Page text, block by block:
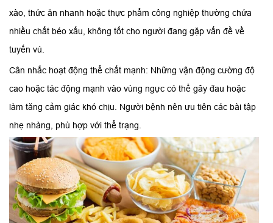
xào, thức ăn nhanh hoặc thực phẩm công nghiệp thường chứa
nhiều chất béo xấu, không tốt cho người đang gặp vấn đề về
tuyến vú.
Cân nhắc hoạt động thể chất mạnh: Những vận động cường độ
cao hoặc tác động mạnh vào vùng ngực có thể gây đau hoặc
làm tăng cảm giác khó chịu. Người bệnh nên ưu tiên các bài tập
nhẹ nhàng, phù hợp với thể trạng.